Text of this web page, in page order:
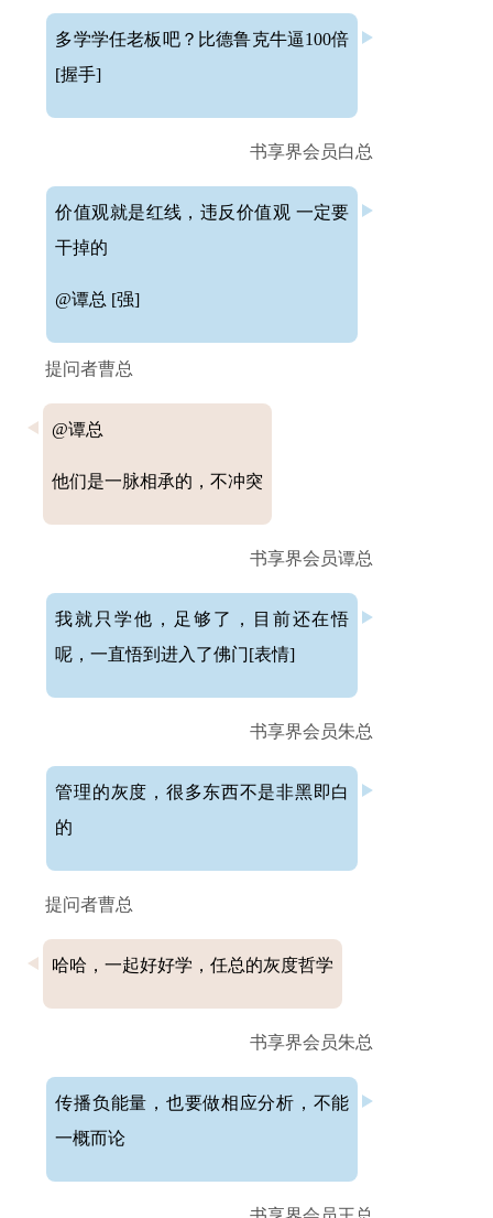
多学学任老板吧？比德鲁克牛逼100倍
[握手]
书享界会员白总
价值观就是红线，违反价值观 一定要
干掉的
@谭总 [强]
提问者曹总
@谭总
他们是一脉相承的，不冲突
书享界会员谭总
我就只学他，足够了，目前还在悟
呢，一直悟到进入了佛门[表情]
书享界会员朱总
管理的灰度，很多东西不是非黑即白
的
提问者曹总
哈哈，一起好好学，任总的灰度哲学
书享界会员朱总
传播负能量，也要做相应分析，不能
一概而论